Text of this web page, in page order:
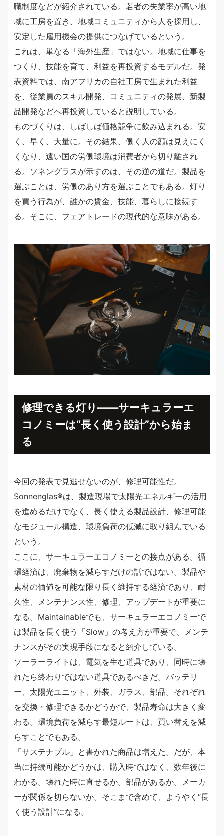
職制度などが紹介されている。若者の失業率が高い地
域に工房を置き、地域コミュニティから人を採用し、
安定した雇用機会の提供につなげているという。
これは、単なる「海外生産」ではない。地域に仕事を
つくり、技能を育て、利益を再投資するモデルだ。発
表資料では、南アフリカの自社工房で生まれた利益
を、従業員のスキル開発、コミュニティの発展、新製
品開発などへ再投資していると説明している。
ものづくりは、しばしば価格競争に飲み込まれる。安
く、早く、大量に。その結果、働く人の顔は見えにく
くなり、遠い国の労働環境は消費者から切り離され
る。ソネングラスが示すのは、その逆の道だ。製品を
選ぶことは、労働のあり方を選ぶことでもある。灯り
を買う行為が、誰かの賃金、技能、暮らしに接続す
る。そこに、フェアトレードの現代的な意味がある。
修理できる灯り——サーキュラーエ
コノミーは“長く使う設計”から始ま
る
今回の発表で見逃せないのが、修理可能性だ。
Sonnenglas®︎は、製造現場で太陽光エネルギーの活用
を進めるだけでなく、長く使える製品設計、修理可能
なモジュール構造、環境負荷の低減に取り組んでいる
という。
ここに、サーキュラーエコノミーとの接点がある。循
環経済は、廃棄物を減らすだけの話ではない。製品や
素材の価値を可能な限り長く維持する経済であり、耐
久性、メンテナンス性、修理、アップデートが重要に
なる。Maintainableでも、サーキュラーエコノミーで
は製品を長く使う「Slow」の考え方が重要で、メンテ
ナンスがその実現手段になると紹介している。
ソーラーライトは、電気を生む道具であり、同時に壊
れたら終わりではない道具であるべきだ。バッテリ
ー、太陽光ユニット、外装、ガラス、部品。それぞれ
を交換・修理できるかどうかで、製品寿命は大きく変
わる。環境負荷を減らす最短ルートは、買い替えを減
らすことでもある。
「サステナブル」と書かれた商品は増えた。だが、本
当に持続可能かどうかは、購入時ではなく、数年後に
わかる。壊れた時に直せるか。部品があるか。メーカ
ーが関係を切らないか。そこまで含めて、ようやく“長
く使う設計”になる。